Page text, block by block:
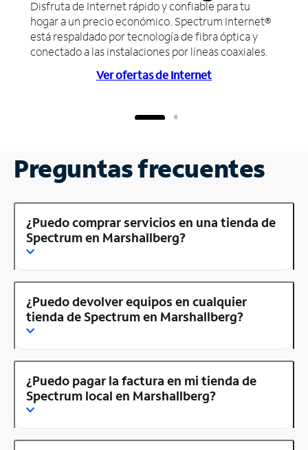
Disfruta de Internet rápido y confiable para tu
hogar a un precio económico. Spectrum Internet®
está respaldado por tecnología de fibra óptica y
conectado a las instalaciones por líneas coaxiales.
Ver ofertas de Internet
Preguntas frecuentes
¿Puedo comprar servicios en una tienda de
Spectrum en Marshallberg?
¿Puedo devolver equipos en cualquier
tienda de Spectrum en Marshallberg?
¿Puedo pagar la factura en mi tienda de
Spectrum local en Marshallberg?